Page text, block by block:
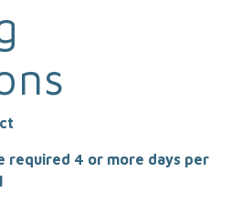
required 4 or more days per